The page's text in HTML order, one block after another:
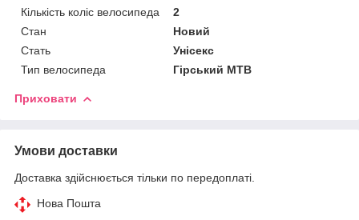
Кількість коліс велосипеда
2
Стан
Новий
Стать
Унісекс
Тип велосипеда
Гірський MTB
Приховати
Умови доставки
Доставка здійснюється тільки по передоплаті.
Нова Пошта